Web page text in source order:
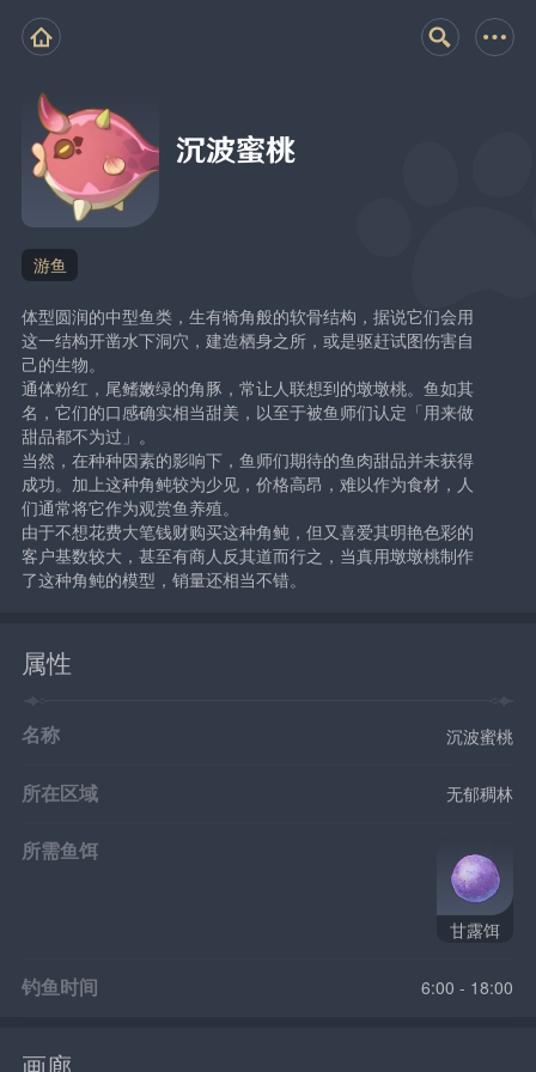
沉波蜜桃
游鱼
体型圆润的中型鱼类，生有犄角般的软骨结构，据说它们会用
这一结构开凿水下洞穴，建造栖身之所，或是驱赶试图伤害自
己的生物。
通体粉红，尾鳍嫩绿的角豚，常让人联想到的墩墩桃。鱼如其
名，它们的口感确实相当甜美，以至于被鱼师们认定「用来做
甜品都不为过」。
当然，在种种因素的影响下，鱼师们期待的鱼肉甜品并未获得
成功。加上这种角鲀较为少见，价格高昂，难以作为食材，人
们通常将它作为观赏鱼养殖。
由于不想花费大笔钱财购买这种角鲀，但又喜爱其明艳色彩的
客户基数较大，甚至有商人反其道而行之，当真用墩墩桃制作
了这种角鲀的模型，销量还相当不错。
属性
名称 沉波蜜桃
所在区域 无郁稠林
所需鱼饵
甘露饵
钓鱼时间 6:00 - 18:00